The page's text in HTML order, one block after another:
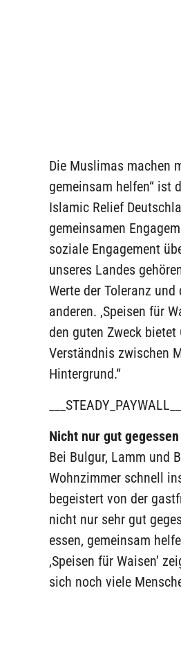
Die Muslimas machen
gemeinsam helfen“ ist
Islamic Relief
gemeinsamen
soziale Engagement
unseres Landes
Werte der Toleranz
anderen. ‚Speisen für
den guten Zweck
Verständnis zwischen
Hintergrund.“
___STEADY_PAYWALL___
Nicht nur gut gegessen
Bei Bulgur, Lamm und
Wohnzimmer schnell
begeistert von der
nicht nur sehr gut
essen, gemeinsam
‚Speisen für Waisen’
sich noch viele